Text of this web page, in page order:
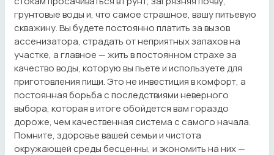
грунтовые воды и, что самое страшное, вашу питьевую
скважину. Вы будете постоянно платить за вызов
ассенизатора, страдать от неприятных запахов на
участке, а главное — жить в постоянном страхе за
качество воды, которую вы пьете и используете для
приготовления пищи. Это не инвестиция в комфорт, а
постоянная борьба с последствиями неверного
выбора, которая в итоге обойдется вам гораздо
дороже, чем качественная система с самого начала.
Помните, здоровье вашей семьи и чистота
окружающей среды бесценны, и экономить на них —